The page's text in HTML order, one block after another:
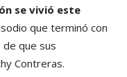
se vivió este
que terminó con
de que sus
Contreras.